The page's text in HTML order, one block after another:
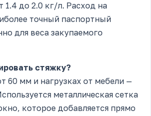
1.4 до 2.0 кг/л. Расход на
точный паспортный
для веса закупаемого
стяжку?
60 мм и нагрузках от мебели —
металлическая сетка
которое добавляется прямо